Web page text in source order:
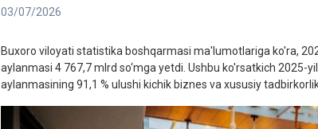
03/07/2026
Buxoro viloyati statistika boshqarmasi ma'lumotlariga ko'ra,
aylanmasi 4 767,7 mlrd so‘mga yetdi. Ushbu ko'rsatkich 2025-
aylanmasining 91,1 % ulushi kichik biznes va xususiy